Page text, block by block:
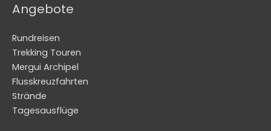
Angebote
Rundreisen
Trekking Touren
Mergui Archipel
Flusskreuzfahrten
Strände
Tagesausflüge